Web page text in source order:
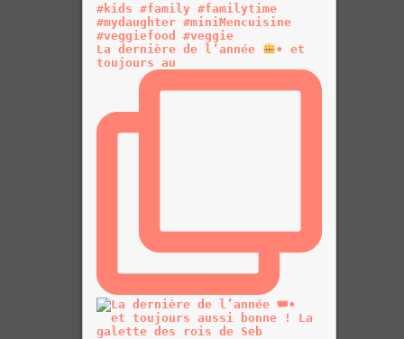
La dernière de l’année
• et
toujours au